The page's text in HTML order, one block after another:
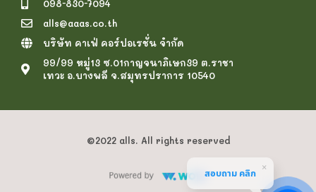
098-830-7094
alls@aaas.co.th
บริษัท คาเฟ่ คอร์ปอเรชั่น จำกัด
99/99 หมู่13 ซ.01กาญจนาภิเษก39 ต.ราชา
เทวะ อ.บางพลี จ.สมุทรปราการ 10540
©2022 alls. All rights reserved
สอบถาม คลิก